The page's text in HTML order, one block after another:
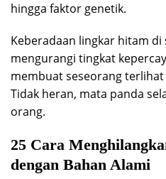
hingga faktor genetik.
Keberadaan lingkar hitam di
mengurangi tingkat
membuat seseorang
Tidak heran, mata panda
orang.
25 Cara
dengan Bahan Alami